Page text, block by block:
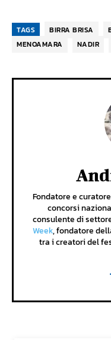
TAGS BIRRA BRISA
MENOAMARA
NADIR
Fondatore e
concorsi
consulente di
Week, fondatore
tra i creatori del